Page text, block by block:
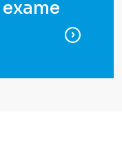
para